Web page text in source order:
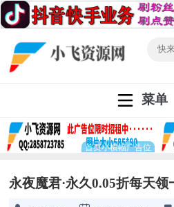
菜单
永夜魔君·永久0.05折每天领